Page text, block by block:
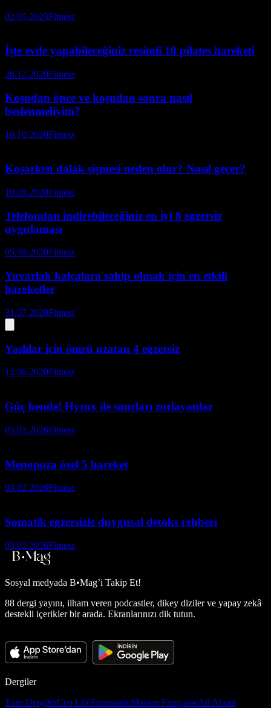
02.05.2023Fitness
İşte evde yapabileceğiniz resimli 10 pilates hareketi
26.12.2020Fitness
Koşudan önce ve koşudan sonra nasıl
beslenmeliyim?
16.10.2020Fitness
Koşarken dalak şişmesi neden olur? Nasıl geçer?
10.09.2020Fitness
Telefondan indirebileceğiniz en iyi 8 egzersiz
uygulaması
05.09.2020Fitness
Yuvarlak kalçalara sahip olmak için en etkili
hareketler
31.07.2020Fitness
Yaşlılar için ömrü uzatan 4 egzersiz
12.06.2020Fitness
Güç bende! Hyrox ile sınırları zorlayanlar
05.02.2026Fitness
Menopoza özel 5 hareket
03.02.2026Fitness
Somatik egzersizle duygusal detoks rehberi
03.02.2026Fitness
Sosyal medyada B•Mag’i Takip Et!
88 dergi yayını, ilham veren podcastler, dikey diziler ve yapay zekâ
destekli içerikler bir arada. Ekranlarınızı dik tutun.
Dergiler
Tüm DergilerCeo LifeFormsanteMaison FrançaiseAll About